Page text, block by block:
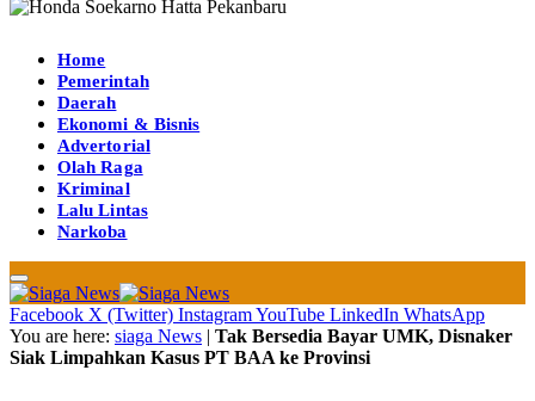
Home
Pemerintah
Daerah
Ekonomi & Bisnis
Advertorial
Olah Raga
Kriminal
Lalu Lintas
Narkoba
Facebook X (Twitter) InstagramYouTube LinkedIn WhatsApp
You are here: siaga News | Tak Bersedia Bayar UMK, Disnaker
Siak Limpahkan Kasus PT BAA ke Provinsi